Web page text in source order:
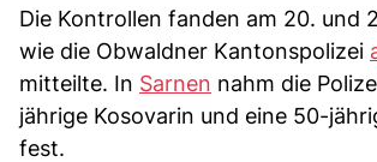
Die Kontrollen fanden am 20. und
wie die Obwaldner Kantonspolizei
mitteilte. In Sarnen nahm die
jährige Kosovarin und eine 50-
fest.